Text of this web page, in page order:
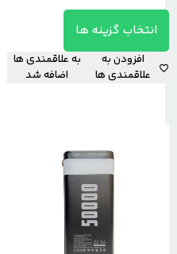
انتخاب گزینه ها
افزودن به
علاقمندی ها
به علاقمندی ها
اضافه شد